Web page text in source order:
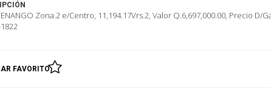
Zona.2 e/Centro, 11,194.17Vrs.2, Valor Q.6,697,000.00, Precio D/
FAVORITO